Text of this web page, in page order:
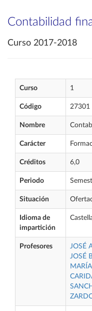
Contabilidad
Curso 2017-2018
Curso 1
Código 27301
Nombre
Carácter
Créditos 6,0
Periodo
Situación
Idioma de
impartición
Profesores JOSÉ
JOSÉ